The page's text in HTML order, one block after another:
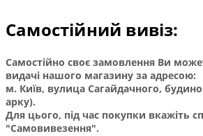
Самостійний вивіз:
Самостійно своє замовлення Ви
видачі нашого магазину за адресою:
м. Київ, вулица Сагайдачного,
арку).
Для цього, під час покупки вкажіть
"Самовивезення".